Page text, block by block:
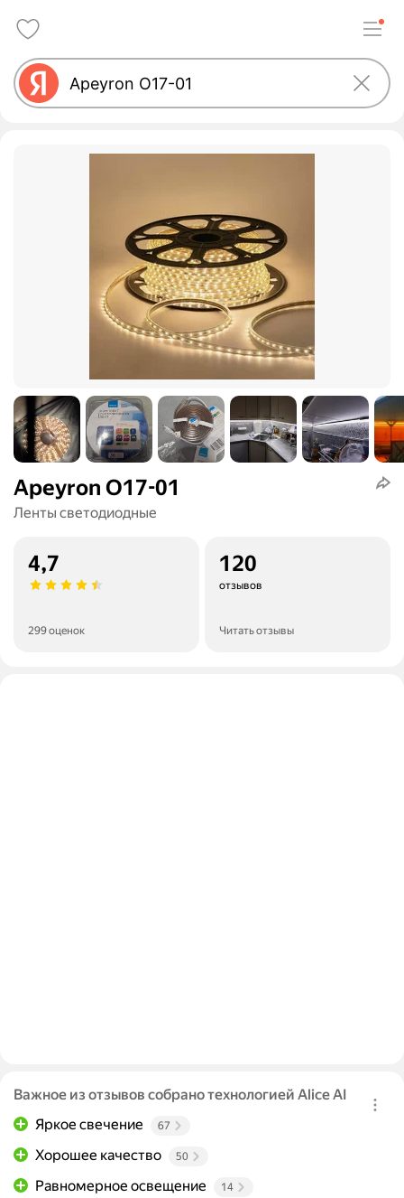
Apeyron O17-01
Ленты светодиодные
4,7
299 оценок
120
отзывов
Читать отзывы
Важное из отзывов собрано технологией Alice AI
Яркое свечение
67
Хорошее качество 50
Равномерное освещение 14